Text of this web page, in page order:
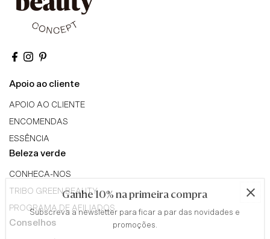
Apoio ao cliente
APOIO AO CLIENTE
ENCOMENDAS
ESSÊNCIA
Beleza verde
CONHECA-NOS
TRIBO GREEN BEAUTY
PROGRAMA DE AFILIADOS
Conselhos
Ganhe 10% na primeira compra
Subscreva a newsletter para ficar a par das novidades e
promoções.